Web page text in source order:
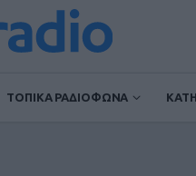
ΤΟΠΙΚΑ ΡΑΔΙΟΦΩΝΑ